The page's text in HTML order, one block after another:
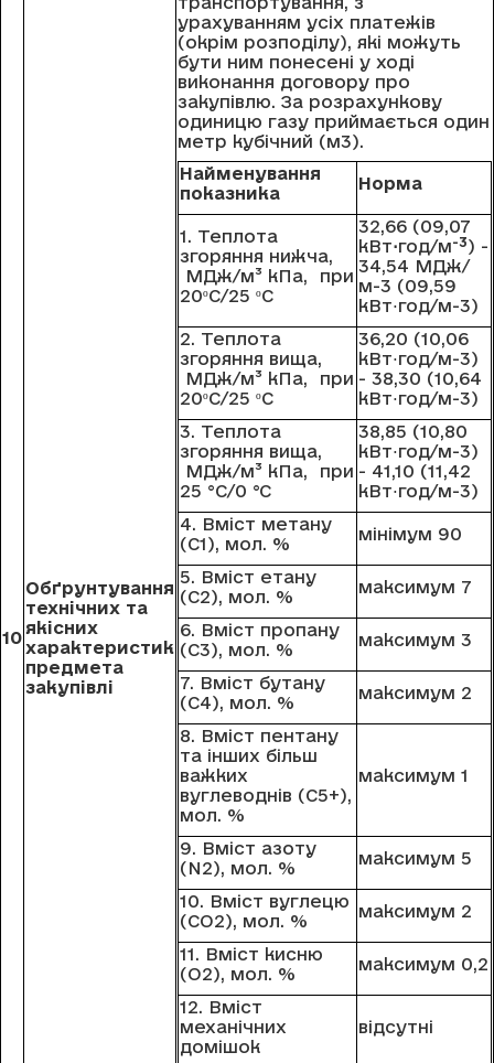
10
Обґрунтування
технічних та
якісних
характеристик
предмета
закупівлі
урахуванням усіх платежів
(окрім розподілу), які можуть
бути ним понесені у ході
виконання договору про
закупівлю. За розрахункову
одиницю газу приймається один
метр кубічний (м3).
Найменування
показника
Норма
1. Теплота
згоряння нижча,
МДж/м³ кПа, при
20ºС/25 ºС
32,66 (09,07
кВт⋅год/м-3) -
34,54 МДж/
м-3 (09,59
кВт⋅год/м-3)
2. Теплота
згоряння вища,
МДж/м³ кПа, при
20ºС/25 ºС
36,20 (10,06
кВт⋅год/м-3)
- 38,30 (10,64
кВт⋅год/м-3)
3. Теплота
згоряння вища,
МДж/м³ кПа, при
25 °C/0 °C
38,85 (10,80
кВт⋅год/м-3)
- 41,10 (11,42
кВт⋅год/м-3)
4. Вміст метану
(C1), мол. %
мінімум 90
5. Вміст етану
(C2), мол. %
максимум 7
6. Вміст пропану
(C3), мол. %
максимум 3
7. Вміст бутану
(C4), мол. %
максимум 2
8. Вміст пентану
та інших більш
важких
вуглеводнів (C5+),
мол. %
максимум 1
9. Вміст азоту
(N2), мол. %
максимум 5
10. Вміст вуглецю
(CO2), мол. %
максимум 2
11. Вміст кисню
(O2), мол. %
максимум 0,2
12. Вміст
механічних
домішок
відсутні